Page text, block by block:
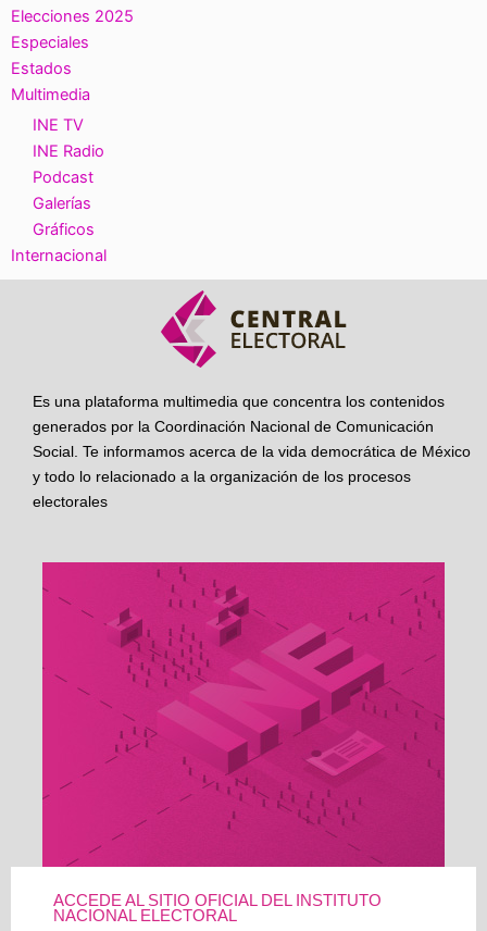
Elecciones 2025
Especiales
Estados
Multimedia
INE TV
INE Radio
Podcast
Galerías
Gráficos
Internacional
Es una plataforma multimedia que concentra los contenidos
generados por la Coordinación Nacional de Comunicación
Social. Te informamos acerca de la vida democrática de México
y todo lo relacionado a la organización de los procesos
electorales
ACCEDE AL SITIO OFICIAL DEL INSTITUTO
NACIONAL ELECTORAL